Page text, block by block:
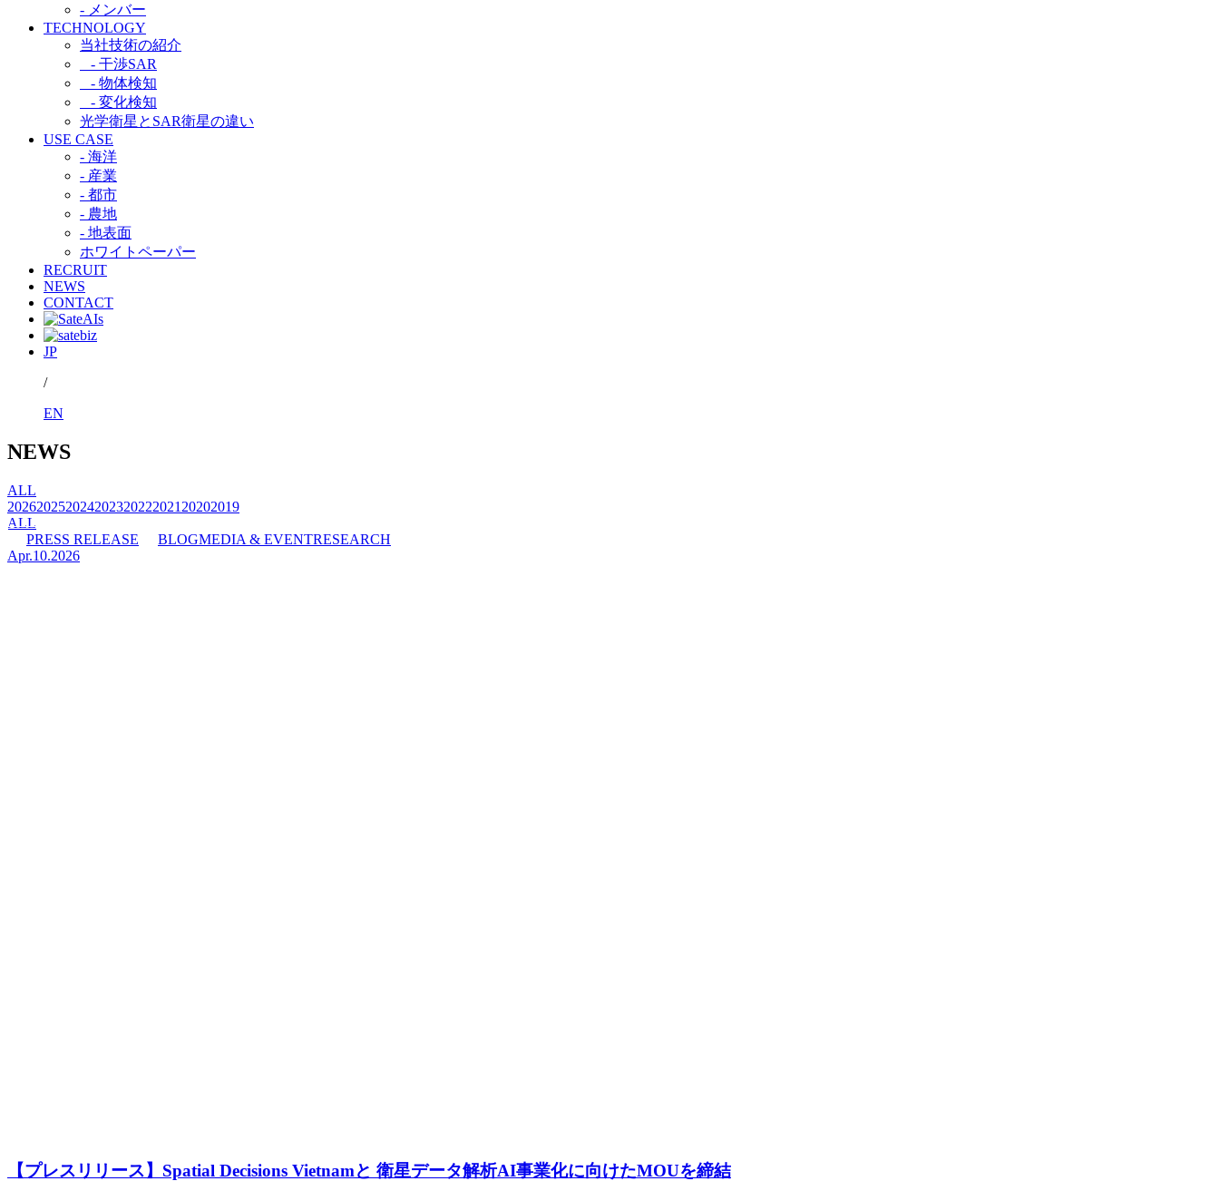
- メンバー
TECHNOLOGY
当社技術の紹介​
- 干渉SAR​
- 物体検知​
- 変化検知​
光学衛星とSAR衛星の違い​
USE CASE
- 海洋
- 産業
- 都市​
- 農地
- 地表面
ホワイトペーパー
RECRUIT
NEWS
CONTACT
JP
/
EN
NEWS
ALL
202620252024202320222021 20202019
ALL
PRESS RELEASE
BLOGMEDIA & EVENTRESEARCH
Apr.10.2026
【プレスリリース】Spatial Decisions Vietnamと 衛星データ解析AI事業化に向けたMOUを締結